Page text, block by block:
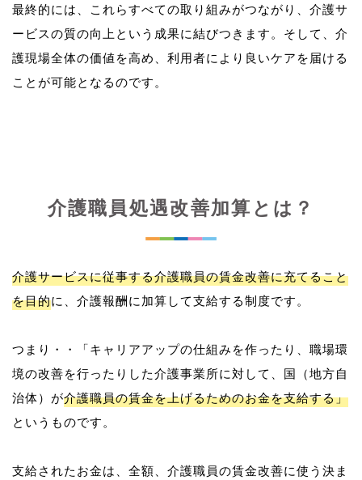
最終的には、これらすべての取り組みがつながり、介護サ
ービスの質の向上という成果に結びつきます。そして、介
護現場全体の価値を高め、利用者により良いケアを届ける
介護職員処遇改善加算とは？
介護サービスに従事する介護職員の賃金改善に充てること
を目的に、介護報酬に加算して支給する制度です。
つまり・・「キャリアアップの仕組みを作ったり、職場環
境の改善を行ったりした介護事業所に対して、国（地方自
治体）が介護職員の賃金を上げるためのお金を支給する」
というものです。
支給されたお金は、全額、介護職員の賃金改善に使う決ま